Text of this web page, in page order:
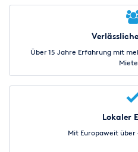
Über 15 Jahre Erfahrung mit
Lokaler
Mit Europaweit